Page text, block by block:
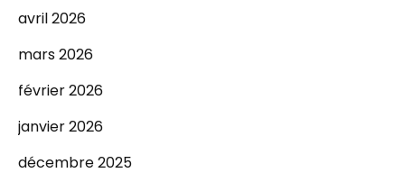
avril 2026
mars 2026
février 2026
janvier 2026
décembre 2025